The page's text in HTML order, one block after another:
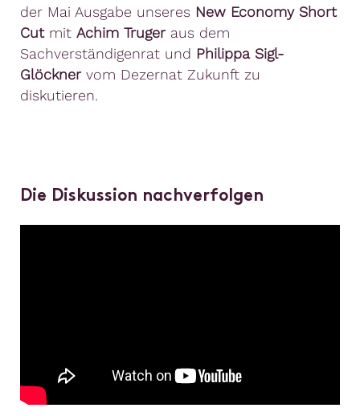
der Mai Ausgabe unseres New Economy Short
Cutmit Achim Trugeraus dem
Sachverständigenrat und Philippa Sigl-
Glöcknervom Dezernat Zukunft zu
diskutieren.
Die Diskussion nachverfolgen